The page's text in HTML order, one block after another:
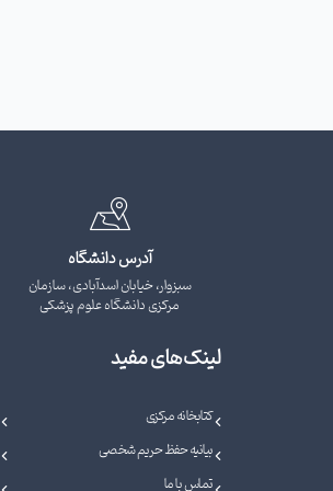
آدرس دانشگاه
سبزوار، خیابان اسدآبادی، سازمان
مرکزی دانشگاه علوم پزشکی
لینک‌های مفید
کتابخانه مرکزی
بیانیه حفظ حریم شخصی
تماس با ما